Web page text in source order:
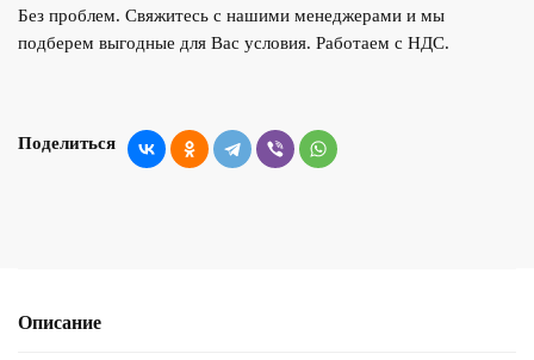
Без проблем. Свяжитесь с нашими менеджерами и мы
подберем выгодные для Вас условия. Работаем с НДС.
Поделиться
Описание